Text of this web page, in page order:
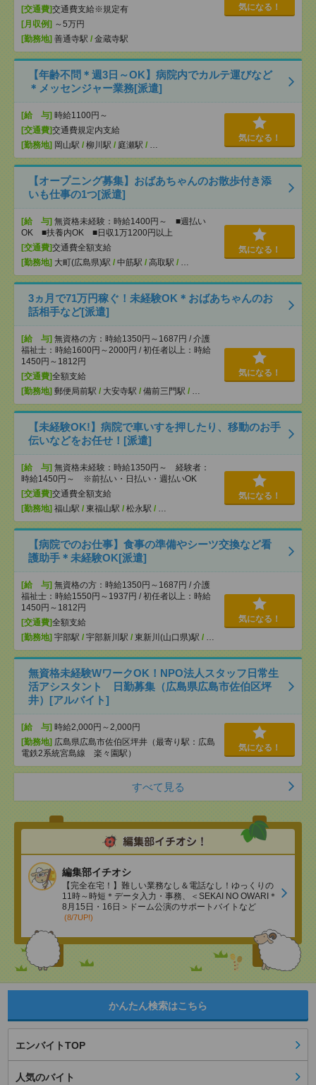
[交通費]交通費支給※規定有
[月収例] ～5万円
[勤務地] 善通寺駅 / 金蔵寺駅
気になる！
【年齢不問＊週3日～OK】病院内でカルテ運びなど
＊メッセンジャー業務[派遣]
[給 与] 時給1100円～
[交通費]交通費規定内支給
[勤務地] 岡山駅 / 柳川駅 / 庭瀬駅 /
気になる！
【オープニング募集】おばあちゃんのお散歩付き添
いも仕事の1つ[派遣]
[給 与] 無資格未経験：時給1400円～ ■週払い
OK ■扶養内OK ■日収1万1200円以上
[交通費]交通費全額支給
[勤務地] 大町(広島県)駅 / 中筋駅 / 高取駅 /
気になる！
3ヵ月で71万円稼ぐ！未経験OK＊おばあちゃんのお
話相手など[派遣]
[給 与] 無資格の方：時給1350円～1687円 / 介護
福祉士：時給1600円～2000円 / 初任者以上：時給
1450円～1812円
[交通費]全額支給
[勤務地] 郵便局前駅 / 大安寺駅 / 備前三門駅 /
気になる！
【未経験OK!】病院で車いすを押したり、移動のお手
伝いなどをお任せ！[派遣]
[給 与] 無資格未経験：時給1350円～ 経験者：
時給1450円～ ※前払い・日払い・週払いOK
[交通費]交通費全額支給
[勤務地] 福山駅 / 東福山駅 / 松永駅 /
気になる！
【病院でのお仕事】食事の準備やシーツ交換など看
護助手＊未経験OK[派遣]
[給 与] 無資格の方：時給1350円～1687円 / 介護
福祉士：時給1550円～1937円 / 初任者以上：時給
1450円～1812円
[交通費]全額支給
[勤務地] 宇部駅 / 宇部新川駅 / 東新川(山口県)駅 /
気になる！
無資格未経験WワークOK！NPO法人スタッフ日常生
活アシスタント 日勤募集（広島県広島市佐伯区坪
井）[アルバイト]
[給 与] 時給2,000円～2,000円
[勤務地] 広島県広島市佐伯区坪井（最寄り駅：広島
電鉄2系統宮島線 楽々園駅）
気になる！
すべて見る
編集部イチオシ
【完全在宅！】難しい業務なし＆電話なし！ゆっくりの
11時～時短＊データ入力・事務、＜SEKAI NO OWARI＊
8月15日・16日＞ドーム公演のサポートバイトなど
(8/7UP!)
かんたん検索はこちら
エンバイトTOP
人気のバイト